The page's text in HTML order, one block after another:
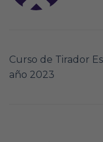
Curso de Tirador
año 2023